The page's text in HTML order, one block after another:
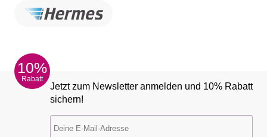
10%
Rabatt
Jetzt zum Newsletter anmelden und 10% Rabatt
sichern!